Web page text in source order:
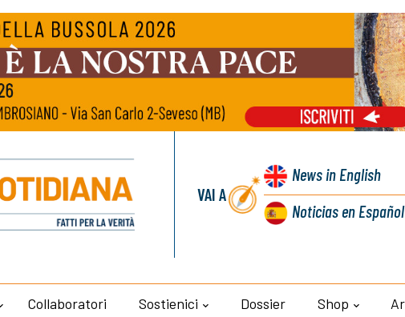
VAI A
Newsin English
Noticiasen Español
Collaboratori Sostienici Dossier Shop